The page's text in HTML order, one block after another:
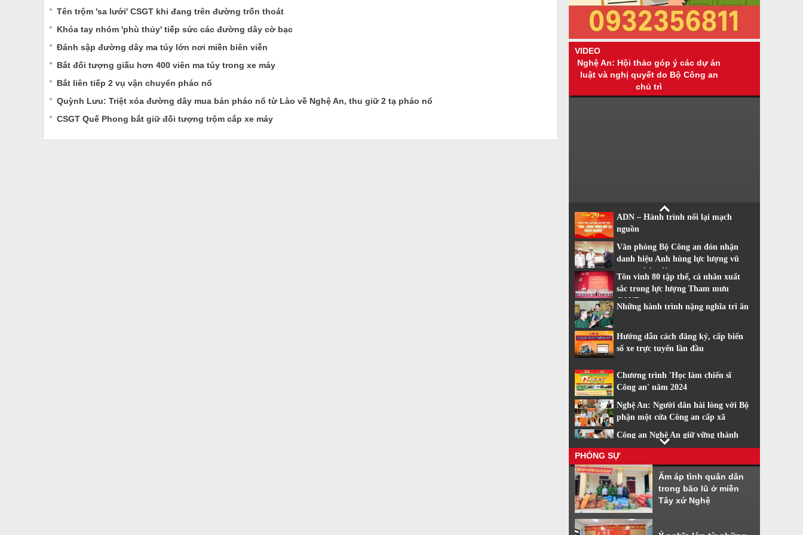
Tên trộm 'sa lưới' CSGT khi đang trên đường trốn thoát
Khóa tay nhóm 'phù thủy' tiếp sức các đường dây cờ bạc
Đánh sập đường dây ma túy lớn nơi miền biên viễn
Bắt đối tượng giấu hơn 400 viên ma túy trong xe máy
Bắt liên tiếp 2 vụ vận chuyển pháo nổ
Quỳnh Lưu: Triệt xóa đường dây mua bán pháo nổ từ Lào về Nghệ An, thu giữ 2 tạ pháo nổ
CSGT Quế Phong bắt giữ đối tượng trộm cắp xe máy
VIDEO
Nghệ An: Hội thảo góp ý các dự án
luật và nghị quyết do Bộ Công an
chủ trì
ADN – Hành trình nối lại mạch
nguồn
Văn phòng Bộ Công an đón nhận
danh hiệu Anh hùng lực lượng vũ
trang nhân dân
Tôn vinh 80 tập thể, cá nhân xuất
sắc trong lực lượng Tham mưu
CAND
Những hành trình nặng nghĩa tri ân
Hướng dẫn cách đăng ký, cấp biển
số xe trực tuyến lần đầu
Chương trình 'Học làm chiến sĩ
Công an' năm 2024
Nghệ An: Người dân hài lòng với Bộ
phận một cửa Công an cấp xã
Công an Nghệ An giữ vững thành
tích dẫn đầu về cải cách hành chính
Nhiều tiện ích khi sử dụng phần
mềm VNeiD
Cách đăng ký tài khoản định danh
điện tử
PHÓNG SỰ
Ấm áp tình quân dân
trong bão lũ ở miền
Tây xứ Nghệ